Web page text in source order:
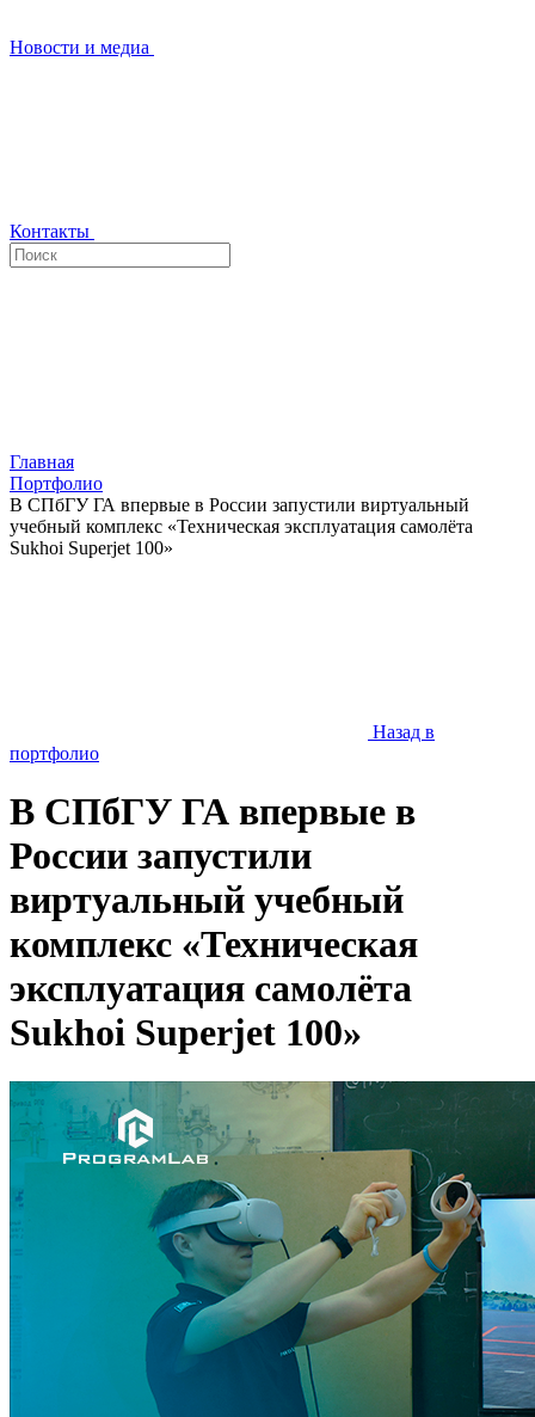
Новости и медиа
Контакты
Главная
Портфолио
В СПбГУ ГА впервые в России запустили виртуальный
учебный комплекс «Техническая эксплуатация самолёта
Sukhoi Superjet 100»
Назад в
портфолио
В СПбГУ ГА впервые в
России запустили
виртуальный учебный
комплекс «Техническая
эксплуатация самолёта
Sukhoi Superjet 100»